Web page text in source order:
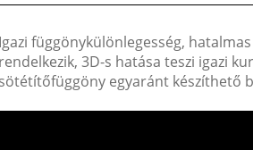
Igazi függönykülönlegesség,
rendelkezik, 3D-s hatása teszi igazi
sötétítőfüggöny egyaránt készíthető